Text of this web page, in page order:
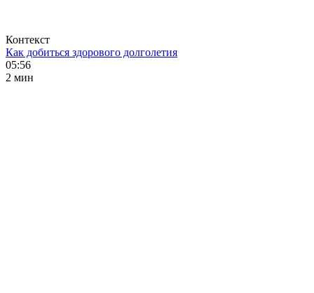
Контекст
Как добиться здорового долголетия
05:56
2 мин